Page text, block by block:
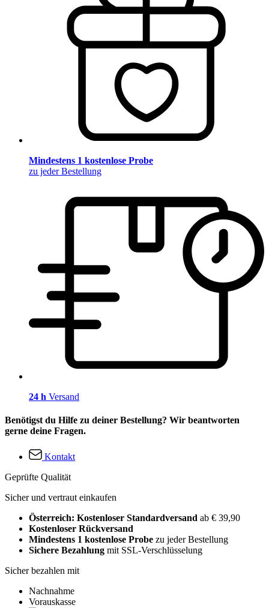
Mindestens 1 kostenlose Probe
zu jeder Bestellung
24 h Versand
Benötigst du Hilfe zu deiner Bestellung? Wir beantworten
gerne deine Fragen.
Kontakt
Geprüfte Qualität
Sicher und vertraut einkaufen
Österreich: Kostenloser Standardversand ab € 39,90
Kostenloser Rückversand
Mindestens 1 kostenlose Probe zu jeder Bestellung
Sichere Bezahlung mit SSL-Verschlüsselung
Sicher bezahlen mit
Nachnahme
Vorauskasse